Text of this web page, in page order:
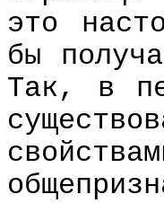
это
бы
Так, в